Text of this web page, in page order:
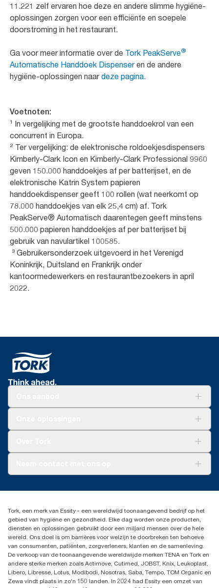
11.221 zelf ervaren hoe deze en andere slimme hygiëne-
oplossingen zorgen voor een efficiënte en soepele
doorstroming in het restaurant.
Ga voor meer informatie over de Tork PeakServe®
Automatische Handdoek Dispenseren de andere
hygiëne-oplossingen naardeze pagina.
Voetnoten:
¹ In vergelijking met de grootste handdoekrol van een
concurrent in Europa.
² Ter vergelijking: de elektronische roldoekjesdispensers
Kimberly-Clark Icon en Kimberly-Clark Professional 9960
geven 150.000 handdoekjes af per batterijset, en de
elektronische Katrin System papieren
handdoekdispenser geeft 100 rollen (wat neerkomt op
78.000 handdoekjes van elk 25,4 cm) af. Tork
PeakServe® Automatisch daarentegen geeft minstens
500.000 papieren handdoekjes af per batterijset bij
gebruik van navulartikel 100585.
³ Gebruikersonderzoek uitgevoerd in het Verenigd
Koninkrijk, Duitsland en Frankrijk onder
kantoormedewerkers en restaurantbezoekers in april
2022.
Productklacht
Dispenserklacht
030 - 698 46 66
Essity Netherlands B.V.
Arnhemse Bovenweg 120
3708 AH ZEIST
Nederland
Tork, een merk van Essity - een wereldwijd toonaangevend bedrijf op het
gebied van hygiëne en gezondheid. Elke dag worden onze producten,
diensten en oplossingen gebruikt door een miljard mensen over de hele
wereld. Ons doel is om barrières voor welzijn te doorbreken ten behoeve
van consumenten, patiënten, zorgverleners, klanten en de samenleving.
De verkoop van de toonaangevende wereldwijde merken TENA en Tork en
andere sterke merken zoals Actimove, Cutimed, JOBST, Knix, Leukoplast,
Libero, Libresse, Lotus, Modibodi, Nosotras, Saba, Tempo, TOM Organic en
Zewa vindt plaats in zo'n 150 landen. In 2024 had Essity een omzet van